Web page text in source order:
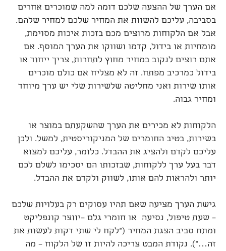
אם הערך של ההצעה שלכם דומה למה שמוכרים אחרים
בסביבה, עליכם להשוות את המחיר שלכם למחיר שלהם.
אבל אם הלקוחות מרוצים מכם בזכות איכות מסוימת,
מומחיות או בידול, קדמו ושווקו את הערך המוסף. אם
אתם רוצים לנקוב במחיר מחוץ לתחרות, צריך ייחוד או
בידול כמרכיב מפתח. זה לא מצליח אם כולם מוכרים
אותו שירות ואני מחליטה שלשירות שלי יש ערך מיוחד
ומחיר גבוה.
הלקוחות לא מכירים את הערך שהשקעתם במוצר או
בשירות, בטיב החומרים של המניקוריסטית, למשל. ולכן
עליכם לקדם ולהציג את ההבדל. כלומר, עליכם למצוא
דבר בעל ערך ללקוחות, שבזכותו הם יסכימו לשלם לכם
יותר ולהראות להם אותו, לשווק ולקדם את ההבדל.
גישת הערך מציעה שאם תהיו עסוקים רק בעלויות שלכם
– שעת טיפול, נסיעה או חומרי גלם –יווצר קונפליקט
ומתח סביב הצגת המחיר ("לקח לי שתי דקות לעשות את
זה…"). נקודת המבט צריכה להיות זו של הלקוח – מה